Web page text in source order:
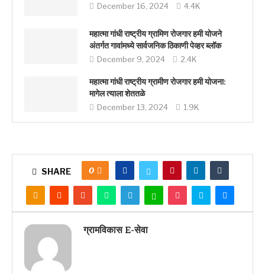
December 16, 2024 4.4K
महात्मा गांधी राष्ट्रीय ग्रामिण रोजगार हमी योजने
अंतर्गत गावांमध्ये सार्वजनिक ठिकाणी पेव्हर ब्लॉक
December 9, 2024 2.4K
महात्मा गांधी राष्ट्रीय ग्रामीण रोजगार हमी योजना:
मागेल त्याला शेततळे
December 13, 2024 1.9K
SHARE 0
ग्रामविकास E-सेवा